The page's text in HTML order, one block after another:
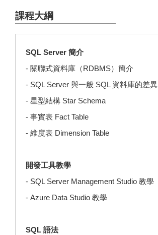
課程大綱
SQL Server 簡介
- 關聯式資料庫（RDBMS）簡介
- SQL Server 與一般 SQL 資料庫的差異
- 星型結構 Star Schema
- 事實表 Fact Table
- 維度表 Dimension Table
開發工具教學
- SQL Server Management Studio 教學
- Azure Data Studio 教學
SQL 語法